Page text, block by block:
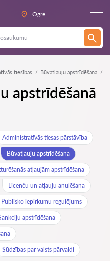
Ogre
tiesības Būvatļauju apstrīdēšana
apstrīdēšanā
Administratīvās tiesas pārstāvība
Būvatļauju apstrīdēšana
atļaujām apstrīdēšana
Licenču un atļauju anulēšana
Publisko iepirkumu regulējums
apstrīdēšana
Sūdzības par valsts pārvaldi